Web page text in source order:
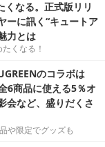
なる。正式版リリ
ーに訊く“キュートア
力とは
くなる！
のコラボは
6商品に使える5％オ
会など、盛りだくさ
や限定でグッズも